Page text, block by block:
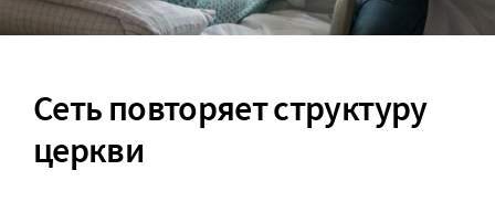
Сеть повторяет структуру
церкви